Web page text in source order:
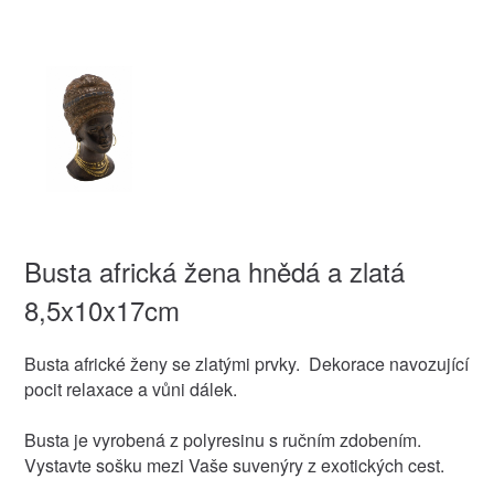
Busta africká žena hnědá a zlatá
8,5x10x17cm
Busta africké ženy se zlatými prvky. Dekorace navozující
pocit relaxace a vůni dálek.
Busta je vyrobená z polyresinu s ručním zdobením.
Vystavte sošku mezi Vaše suvenýry z exotických cest.